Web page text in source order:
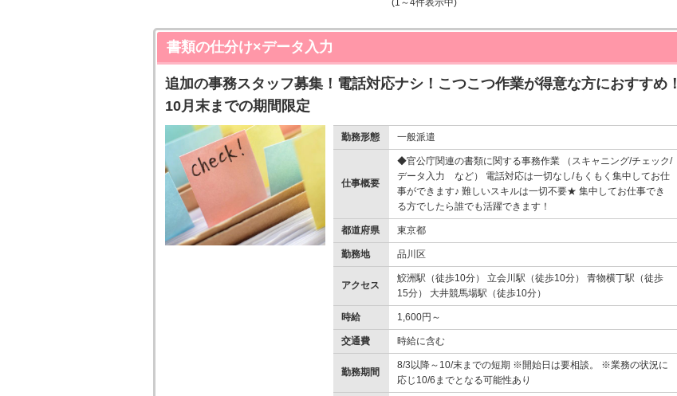
(1～4件表示中)
書類の仕分け×データ入力
追加の事務スタッフ募集！電話対応ナシ！こつこつ作業が得意な方におすすめ！
10月末までの期間限定
勤務形態 一般派遣
仕事概要
◆官公庁関連の書類に関する事務作業 （スキャニング/チェック/
データ入力 など） 電話対応は一切なし/もくもく集中してお仕
事ができます♪ 難しいスキルは一切不要★ 集中してお仕事でき
る方でしたら誰でも活躍できます！
都道府県 東京都
勤務地 品川区
アクセス
鮫洲駅（徒歩10分） 立会川駅（徒歩10分） 青物横丁駅（徒歩
15分） 大井競馬場駅（徒歩10分）
時給 1,600円～
交通費 時給に含む
勤務期間
8/3以降～10/末までの短期 ※開始日は要相談。 ※業務の状況に
応じ10/6までとなる可能性あり